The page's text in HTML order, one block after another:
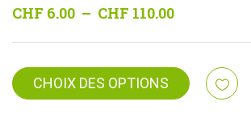
CHF 6.00 – CHF 110.00Plage
CHF 6.00
CHOIX DES OPTIONS